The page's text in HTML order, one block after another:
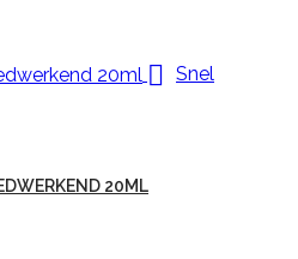

Snel
20ML